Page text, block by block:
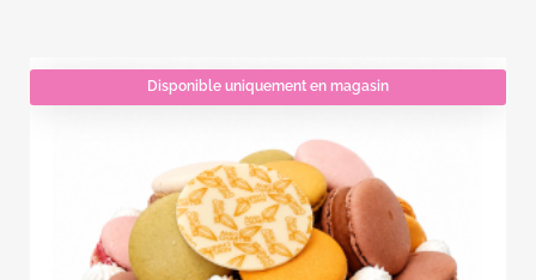
Disponible uniquement en magasin